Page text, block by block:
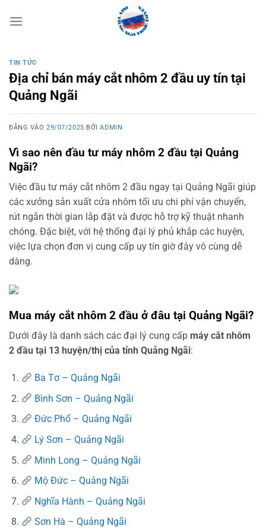
qua
TIN TỨC
Địa chỉ bán máy cắt nhôm 2 đầu uy tín tại
Quảng Ngãi
ĐĂNG VÀO29/07/2025 BỞIADMIN
Vì sao nên đầu tư máy nhôm 2 đầu tại Quảng
Ngãi?
Việc đầu tư máy cắt nhôm 2 đầu ngay tại Quảng Ngãi giúp
các xưởng sản xuất cửa nhôm tối ưu chi phí vận chuyển,
rút ngắn thời gian lắp đặt và được hỗ trợ kỹ thuật nhanh
chóng. Đặc biệt, với hệ thống đại lý phủ khắp các huyện,
việc lựa chọn đơn vị cung cấp uy tín giờ đây vô cùng dễ
dàng.
Mua máy cắt nhôm 2 đầu ở đâu tại Quảng Ngãi?
Dưới đây là danh sách các đại lý cung cấp máy cắt nhôm
2 đầu tại 13 huyện/thị của tỉnh Quảng Ngãi:
Ba Tơ – Quảng Ngãi
Bình Sơn – Quảng Ngãi
Đức Phổ – Quảng Ngãi
Lý Sơn – Quảng Ngãi
Minh Long – Quảng Ngãi
Mộ Đức – Quảng Ngãi
Nghĩa Hành – Quảng Ngãi
Sơn Hà – Quảng Ngãi